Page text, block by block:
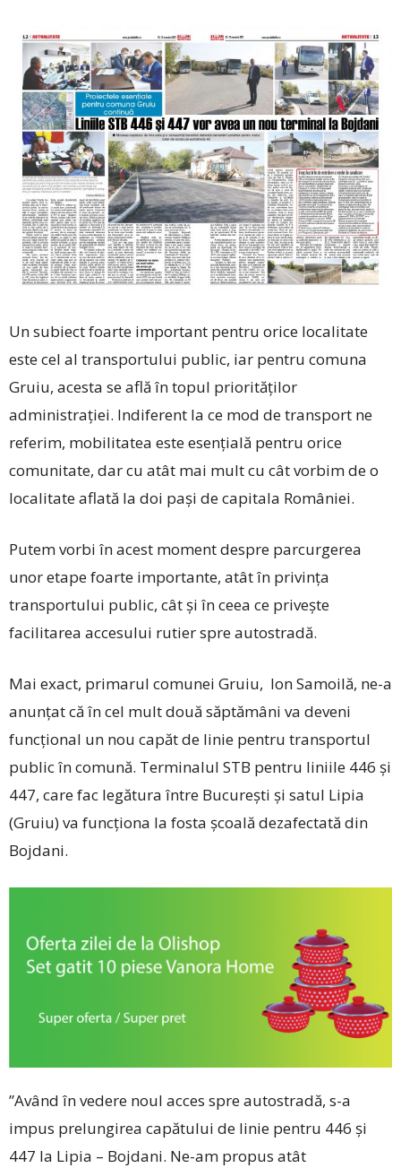
Un subiect foarte important pentru orice localitate
este cel al transportului public, iar pentru comuna
Gruiu, acesta se află în topul priorităților
administrației. Indiferent la ce mod de transport ne
referim, mobilitatea este esențială pentru orice
comunitate, dar cu atât mai mult cu cât vorbim de o
localitate aflată la doi pași de capitala României.
Putem vorbi în acest moment despre parcurgerea
unor etape foarte importante, atât în privința
transportului public, cât și în ceea ce privește
facilitarea accesului rutier spre autostradă.
Mai exact, primarul comunei Gruiu, Ion Samoilă, ne-a
anunțat că în cel mult două săptămâni va deveni
funcțional un nou capăt de linie pentru transportul
public în comună. Terminalul STB pentru liniile 446 și
447, care fac legătura între București și satul Lipia
(Gruiu) va funcționa la fosta școală dezafectată din
Bojdani.
”Având în vedere noul acces spre autostradă, s-a
impus prelungirea capătului de linie pentru 446 și
447 la Lipia – Bojdani. Ne-am propus atât